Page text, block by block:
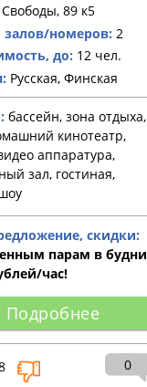
Свободы, 89 к5
залов/номеров: 2
до: 12 чел.
Русская, Финская
бассейн, зона отдыха,
кинотеатр,
аппаратура,
зал, гостиная,
скидки:
парам в будни
час!
Подробнее
0